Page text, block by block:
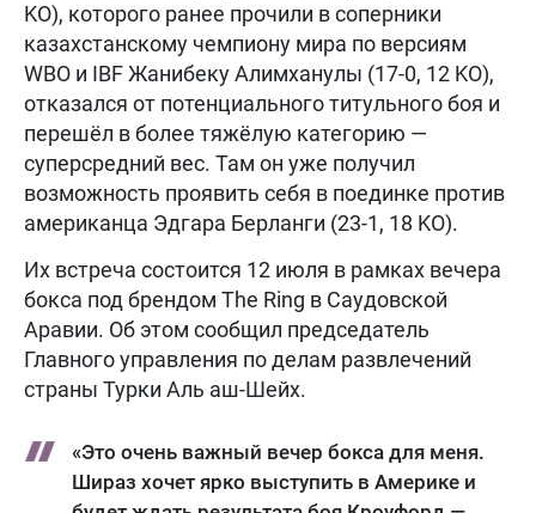
KO), которого ранее прочили в соперники
казахстанскому чемпиону мира по версиям
WBO и IBF Жанибеку Алимханулы (17-0, 12 KO),
отказался от потенциального титульного боя и
перешёл в более тяжёлую категорию —
суперсредний вес. Там он уже получил
возможность проявить себя в поединке против
американца Эдгара Берланги (23-1, 18 KO).
Их встреча состоится 12 июля в рамках вечерa
бокса под брендом The Ring в Саудовской
Аравии. Об этом сообщил председатель
Главного управления по делам развлечений
страны Турки Аль аш-Шейх.
«Это очень важный вечер бокса для меня.
Шираз хочет ярко выступить в Америке и